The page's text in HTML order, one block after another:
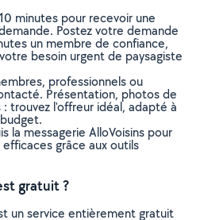
minutes pour recevoir une
Postez votre demande
un membre de confiance,
besoin urgent de paysagiste
professionnels ou
Présentation, photos de
trouvez l'offreur idéal, adapté à
la messagerie AlloVoisins pour
grâce aux outils
gratuit ?
un service entièrement gratuit